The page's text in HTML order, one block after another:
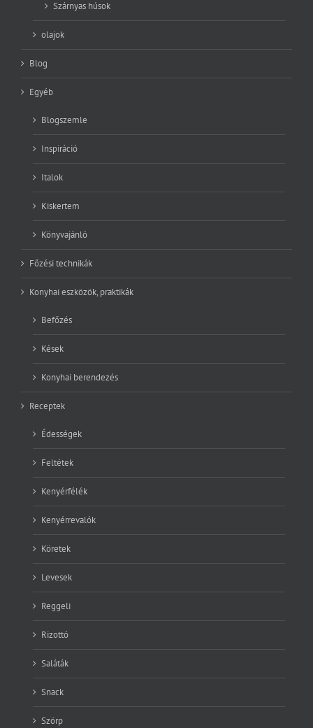
Szárnyas húsok
olajok
Blog
Egyéb
Blogszemle
Inspiráció
Italok
Kiskertem
Könyvajánló
Főzési technikák
Konyhai eszközök, praktikák
Befőzés
Kések
Konyhai berendezés
Receptek
Édességek
Feltétek
Kenyérfélék
Kenyérrevalók
Köretek
Levesek
Reggeli
Rizottó
Saláták
Snack
Szörp